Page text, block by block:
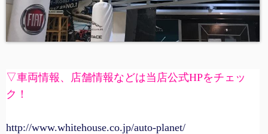
▽車両情報、店舗情報などは当店公式HPをチェッ
ク！
http://www.whitehouse.co.jp/auto-planet/